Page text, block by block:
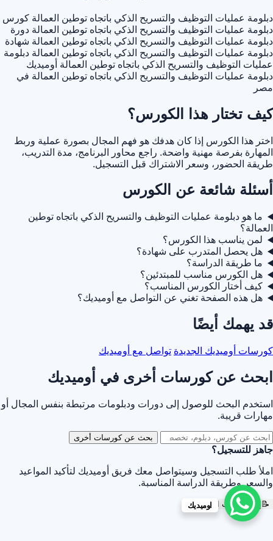
دبلومة عمليات التوظيف والتسريح الذكي باتجاه توطين العمالة كورس
دبلومة عمليات التوظيف والتسريح الذكي باتجاه توطين العمالة دورة
دبلومة عمليات التوظيف والتسريح الذكي باتجاه توطين العمالة شهادة
دبلومة عمليات التوظيف والتسريح الذكي باتجاه توطين العمالة دبلومة
عمليات التوظيف والتسريح الذكي باتجاه توطين العمالة أوميديك
دبلومة عمليات التوظيف والتسريح الذكي باتجاه توطين العمالة في
مصر
كيف تختار هذا الكورس؟
اختر هذا الكورس إذا كان هدفك هو فهم المجال بصورة عملية وربط
المهارة بفرصة مهنية واضحة. راجع محاور البرنامج، مدة التدريب،
طريقة الحضور، وسعر الاشتراك قبل التسجيل.
أسئلة شائعة عن الكورس
ما هو دبلومة عمليات التوظيف والتسريح الذكي باتجاه توطين
العمالة؟
لمن يناسب هذا الكورس؟
هل يحصل المتدرب على شهادة؟
ما طريقة الدراسة؟
هل الكورس مناسب للمبتدئين؟
كيف أختار الكورس المناسب؟
هل هذه الصفحة تغني عن التواصل مع أوميديك؟
قد يهمك أيضًا
كورسات أوميديك الجديدة تواصل مع أوميديك
ابحث عن كورسات أخرى في أوميديك
استخدم البحث للوصول إلى دورات ودبلومات مرتبطة بنفس المجال أو
مهارات قريبة.
بحث عن كورسات أخرى
جاهز للتسجيل؟
املأ طلب التسجيل وسيتواصل معك فريق أوميديك لتأكيد المواعيد
والسعر وطريقة الدراسة المناسبة.
📝 إرسال طلب التسجيل
اوميديك